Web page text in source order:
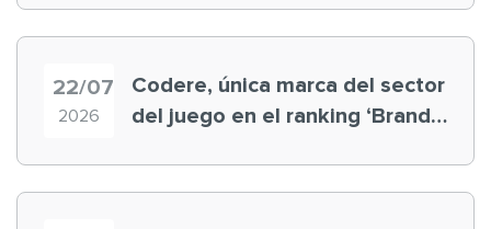
22/07
2026
Codere, única marca del sector
del juego en el ranking ‘Brand